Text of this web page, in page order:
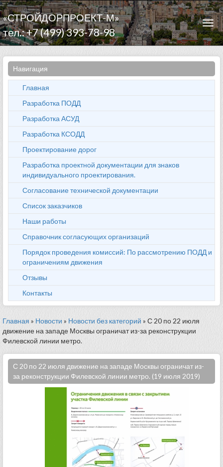
«СТРОЙДОРПРОЕКТ-М»
тел.: +7 (499) 393-78-98
Навигация
Главная
Разработка ПОДД
Разработка АСУД
Разработка КСОДД
Проектирование дорог
Разработка проектной документации для знаков
индивидуального проектирования.
Согласование технической документации
Список заказчиков
Наши работы
Справочник согласующих организаций
Порядок проведения комиссий: По рассмотрению ПОДД и
ограничениям движения
Отзывы
Контакты
Главная » Новости » Новости без категорий » С 20 по 22 июля
движение на западе Москвы ограничат из-за реконструкции
Филевской линии метро.
С 20 по 22 июля движение на западе Москвы ограничат из-
за реконструкции Филевской линии метро. (19 июля 2019)